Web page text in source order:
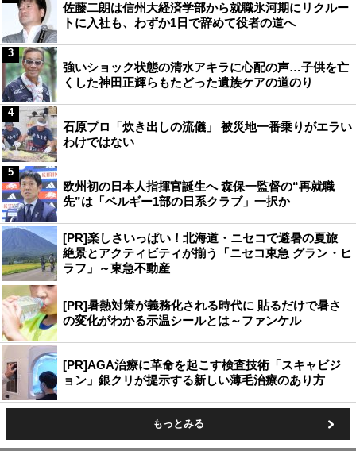
佐藤二朗は信州大経済学部から就職氷河期にリクルー
トに入社も、わずか1日で辞めて役者の道へ
強いショック状態の清水アキラに心配の声…子供を亡
くした神田正輝らもたどった遺族ケアの道のり
3
石原プロ「炊き出しの流儀」 被災地一番乗りがエラい
わけではない
4
欧州初の日本人指揮官誕生へ 森保一監督の“再就職
先”は「ベルギー1部の日系クラブ」一択か
5
[PR]楽しさいっぱい！北海道・ニセコで避暑の夏旅
絶景とアクティビティが揃う「ニセコ東急 グラン・ヒ
ラフ」～東急不動産
[PR]暑熱対策が義務化される時代に 貼るだけで暑さ
の変化がわかる示温シールとは～ファンケル
[PR]AGA治療に革命を起こす検査技術「スキャビジ
ョン」銀クリが提示する新しい薄毛治療のあり方
もっとみる